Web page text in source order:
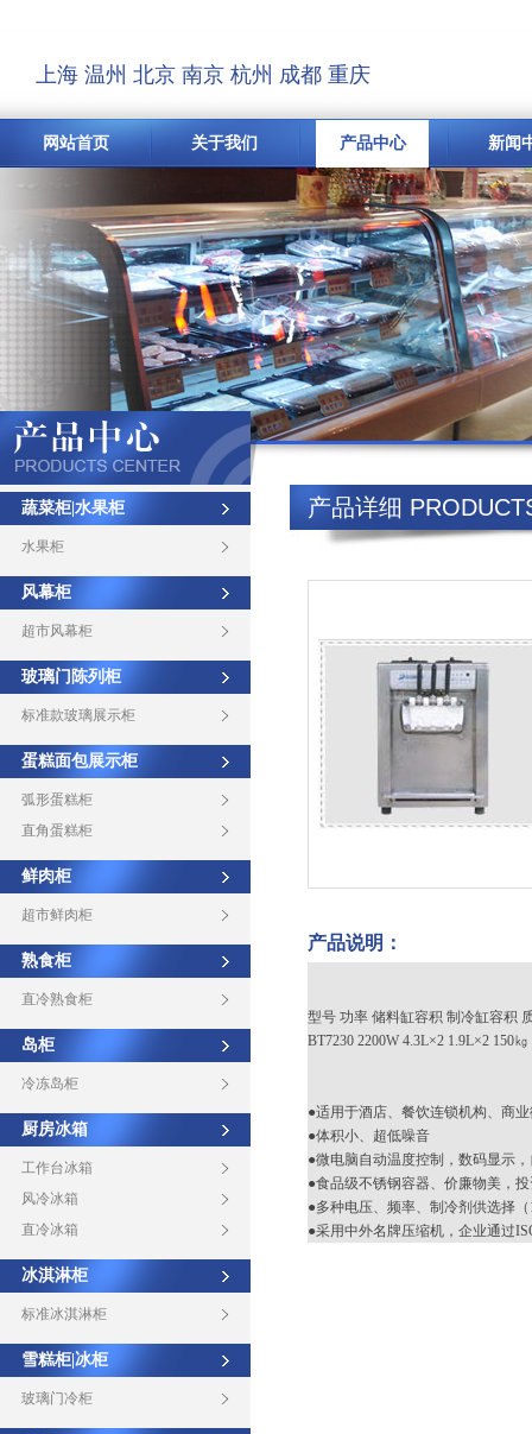
上海 温州 北京 南京 杭州 成都 重庆
网站首页 关于我们 产品中心 新闻
蔬菜柜|水果柜
水果柜
风幕柜
超市风幕柜
玻璃门陈列柜
标准款玻璃展示柜
蛋糕面包展示柜
弧形蛋糕柜
直角蛋糕柜
鲜肉柜
超市鲜肉柜
熟食柜
直冷熟食柜
岛柜
冷冻岛柜
厨房冰箱
工作台冰箱
风冷冰箱
直冷冰箱
冰淇淋柜
标准冰淇淋柜
雪糕柜|冰柜
玻璃门冷柜
产品详细
产品说明：
型号 功率 储料缸容积 制冷缸容积
BT7230 2200W 4.3L×2 1.9L×2 150
●适用于酒店、餐饮连锁机构、商
●体积小、超低噪音
●微电脑自动温度控制，数码显示
●食品级不锈钢容器、价廉物美，
●多种电压、频率、制冷剂供选择
●采用中外名牌压缩机，企业通过